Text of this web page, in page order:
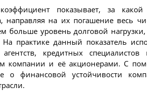
показывает, за
направляя на их погашение
больше уровень долговой
На практике данный показатель
агентств, кредитных
компании и её акционерами. С
о финансовой устойчивости